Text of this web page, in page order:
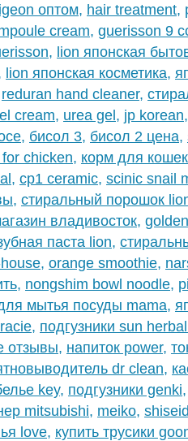
оптом, hair treatment,
cream, guerisson 9
, lion японская
lion японская косметика,
reduran hand cleaner,
cream, urea gel, jp korean
, бисол 3, бисол 2 цена,
chicken, корм для
, cp1 ceramic, scinic snail
, стиральный порошок
владивосток,
паста lion,
, orange smoothie,
, nongshim bowl noodle,
мытья посуды mama,
, подгузники sun
отзывы, напиток power,
dr clean,
key, подгузники genki
mitsubishi, meiko,
love, купить трусики